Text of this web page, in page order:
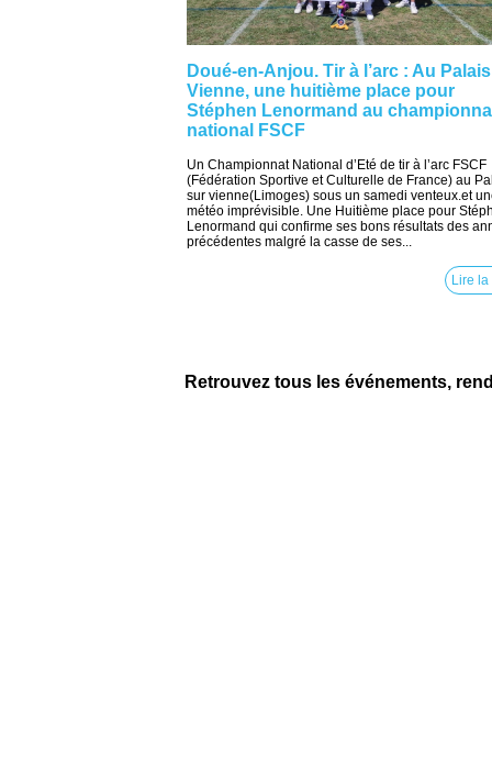
Doué-en-Anjou. Tir à l’arc : Au
Vienne, une huitième place pour
Stéphen Lenormand au
national FSCF
Un Championnat National d’Eté de tir à l’arc FSCF
(Fédération Sportive et Culturelle de France) au
sur vienne(Limoges) sous un samedi venteux.et
météo imprévisible. Une Huitième place pour
Lenormand qui confirme ses bons résultats des
précédentes malgré la casse de ses...
Lire la
Retrouvez tous les événements,